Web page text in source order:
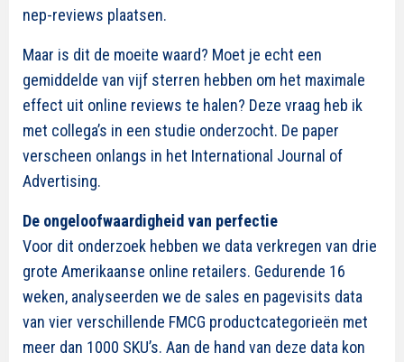
nep-reviews plaatsen.
Maar is dit de moeite waard? Moet je echt een
gemiddelde van vijf sterren hebben om het maximale
effect uit online reviews te halen? Deze vraag heb ik
met collega’s in een studie onderzocht. De paper
verscheen onlangs in het International Journal of
Advertising.
De ongeloofwaardigheid van perfectie
Voor dit onderzoek hebben we data verkregen van drie
grote Amerikaanse online retailers. Gedurende 16
weken, analyseerden we de sales en pagevisits data
van vier verschillende FMCG productcategorieën met
meer dan 1000 SKU’s. Aan de hand van deze data kon